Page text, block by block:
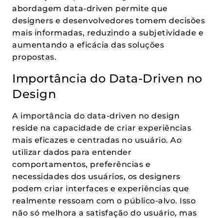
abordagem data-driven permite que
designers e desenvolvedores tomem decisões
mais informadas, reduzindo a subjetividade e
aumentando a eficácia das soluções
propostas.
Importância do Data-Driven no
Design
A importância do data-driven no design
reside na capacidade de criar experiências
mais eficazes e centradas no usuário. Ao
utilizar dados para entender
comportamentos, preferências e
necessidades dos usuários, os designers
podem criar interfaces e experiências que
realmente ressoam com o público-alvo. Isso
não só melhora a satisfação do usuário, mas